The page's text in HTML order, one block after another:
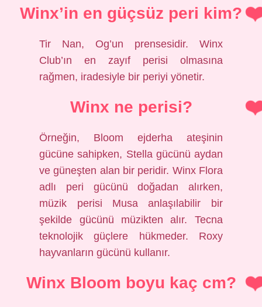
Winx’in en güçsüz peri kim?
Tir Nan, Og’un prensesidir. Winx
Club’ın en zayıf perisi olmasına
rağmen, iradesiyle bir periyi yönetir.
Winx ne perisi?
Örneğin, Bloom ejderha ateşinin
gücüne sahipken, Stella gücünü aydan
ve güneşten alan bir peridir. Winx Flora
adlı peri gücünü doğadan alırken,
müzik perisi Musa anlaşılabilir bir
şekilde gücünü müzikten alır. Tecna
teknolojik güçlere hükmeder. Roxy
hayvanların gücünü kullanır.
Winx Bloom boyu kaç cm?